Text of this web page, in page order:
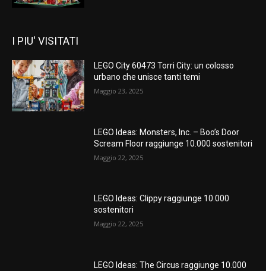
I PIU' VISITATI
LEGO City 60473 Torri City: un colosso
urbano che unisce tanti temi
Maggio 23, 2025
LEGO Ideas: Monsters, Inc. – Boo’s Door
Scream Floor raggiunge 10.000 sostenitori
Maggio 22, 2025
LEGO Ideas: Clippy raggiunge 10.000
sostenitori
Maggio 22, 2025
LEGO Ideas: The Circus raggiunge 10.000